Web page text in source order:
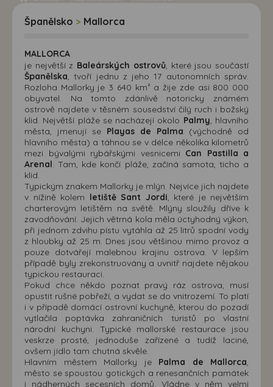
Španělsko > Mallorca
MALLORCA
je největší z Baleárských ostrovů, které jsou součástí
Španělska, tvoří jednu z jeho 17 autonomních správ.
Rozloha Mallorky je 3 640 km² a žije zde asi 800 000
obyvatel. Na tomto zdánlivě notoricky známém
ostrově najdete v těsném sousedství čilý ruch i božský
klid. Největší pláže se nacházejí okolo Palmy, hlavního
města, jmenují se Playas de Palma (východně od
hlavního města) a táhnou se v délce několika kilometrů
mezi bývalými rybářskými vesnicemi Can Pastilla a
Arenal. Tam, kde končí pláže, začíná samota, ticho a
klid.
Typickým znakem Mallorky je mlýn. Nejvíce jich najdete
v nížině kolem letiště Sant Jordi, které je největším
charterovým letištěm na světě. Mlýny sloužily dříve k
zavodňování. Jejich větrná kola měla úctyhodný výkon,
při jednom zdvihu pístu vytáhla až 25 litrů spodní vody
z hloubky až 25 m. Dnes jsou většinou mimo provoz a
pouze dotvářejí malebnou krajinu ostrova. V lepším
případě byly zrekonstruovány a uvnitř najdete nějakou
typickou restauraci.
Pokud chce někdo poznat pravý ráz ostrova, musí
opustit rušné pobřeží, a vydat se do vnitrozemí. To platí
i v případě domácí ostrovní kuchyně, kterou do pozadí
vytlačila poptávka zahraničních turistů po vlastní
národní kuchyni. Typické mallorské restaurace jsou
veskrze prosté, jednoduše zařízené a tudíž laciné,
ovšem jídlo tam chutná skvěle.
Hlavním městem Mallorky je Palma de Mallorca,
město se spoustou gotických a renesančních památek
i nádherných secesních domů. Vládne v něm velmi